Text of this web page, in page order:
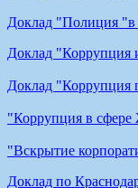
Доклад "Полиция "в
Доклад "Коррупция
Доклад "Коррупция
"Коррупция в
"Вскрытие
Доклад по